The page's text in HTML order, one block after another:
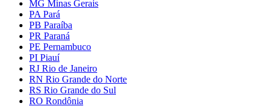
MG Minas Gerais
PA Pará
PB Paraíba
PR Paraná
PE Pernambuco
PI Piauí
RJ Rio de Janeiro
RN Rio Grande do Norte
RS Rio Grande do Sul
RO Rondônia